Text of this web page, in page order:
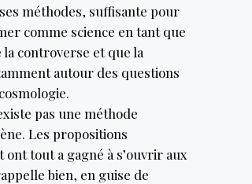
méthodes, suffisante pour
comme science en tant que
controverse et que la
autour des questions
pas une méthode
Les propositions
tout a gagné à s’ouvrir aux
bien, en guise de